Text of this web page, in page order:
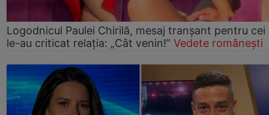
Logodnicul Paulei Chirilă, mesaj tranșant pentru cei
le-au criticat relația: „Cât venin!” Vedete românești